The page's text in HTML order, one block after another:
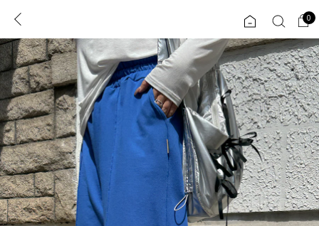
로그인 0
ENG
TW
JP
콘텐츠 리뷰 & 혜택 플러스핏 회원혜택 입
CATEGORY COMMUNITY
도착보장⚡
인플루언서 pick!
ALL
익스클루시브
0